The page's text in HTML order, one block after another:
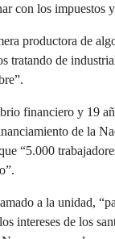
con los impuestos
productora de
tratando de
financiero y 19
de la
“5.000
a la unidad,
intereses de los